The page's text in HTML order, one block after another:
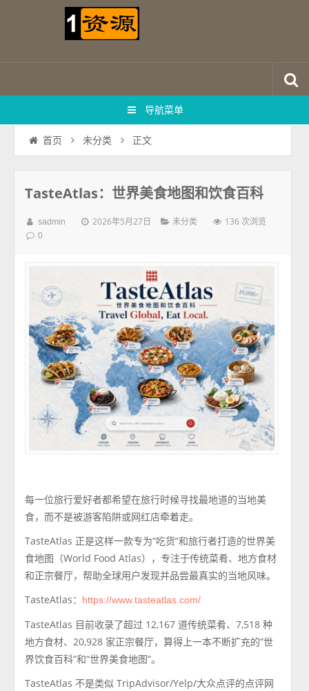
导航菜单
首页 未分类 正文
TasteAtlas：世界美食地图和饮食百科
sadmin 2026年5月27日 未分类 136 次浏览
0
每一位旅行爱好者都希望在旅行时候寻找最地道的当地美
食，而不是被游客陷阱或网红店牵着走。
TasteAtlas 正是这样一款专为“吃货”和旅行者打造的世界美
食地图（World Food Atlas），专注于传统菜肴、地方食材
和正宗餐厅，帮助全球用户发现并品尝最真实的当地风味。
TasteAtlas：
https://www.tasteatlas.com/
TasteAtlas 目前收录了超过 12,167 道传统菜肴、7,518 种
地方食材、20,928 家正宗餐厅，算得上一本不断扩充的”世
界饮食百科”和“世界美食地图”。
TasteAtlas 不是类似 TripAdvisor/Yelp/大众点评的点评网